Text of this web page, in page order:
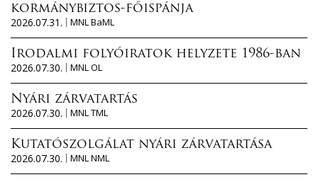
kormánybiztos-főispánja
2026.07.31.
MNL BaML
Irodalmi folyóiratok helyzete 1986-ban
2026.07.30.
MNL OL
Nyári zárvatartás
2026.07.30.
MNL TML
Kutatószolgálat nyári zárvatartása
2026.07.30.
MNL NML